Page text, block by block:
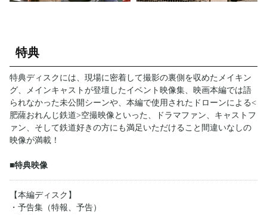
特典
特典ディスクには、現場に密着して撮影の裏側を収めたメイキン
グ、メインキャストが登壇したイベント映像集、映画本編では語
られなかった未公開シーンや、本編で使用されたドローンによる<
肥薩おれんじ鉄道>空撮映像といった、ドラマファン、キャストフ
ァン、そして鉄道好きの方にも満足いただけること間違いなしの
映像が満載！
■特典映像
【本編ディスク】
・予告集（特報、予告）